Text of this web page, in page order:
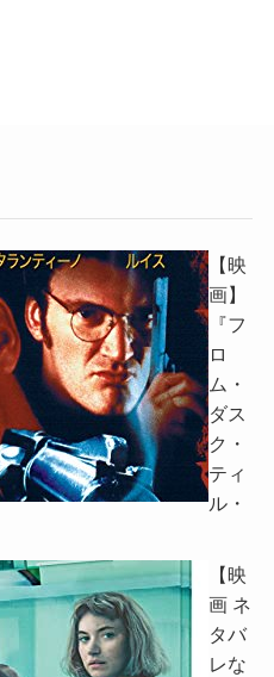
【映
画】
『フ
ロ
ム・
ダス
ク・
ティ
ル・
【映
画 ネ
タバ
レな